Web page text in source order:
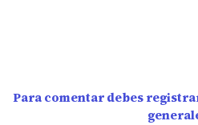
Para comentar debes